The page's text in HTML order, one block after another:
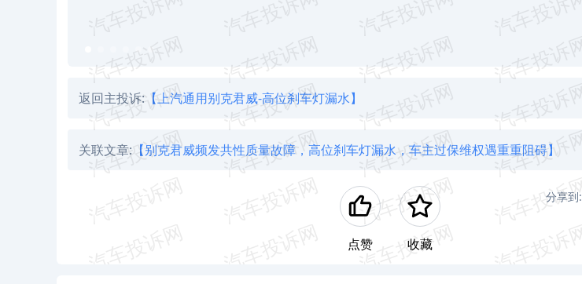
返回主投诉: 【上汽通用别克君威-高位刹车灯漏水】
关联文章: 【别克君威频发共性质量故障，高位刹车灯漏水，车主过保维权遇重重阻碍】
点赞 收藏
分享到: